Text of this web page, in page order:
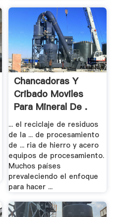
Chancadoras Y
Cribado Moviles
Para Mineral De .
... el reciclaje de residuos
de la ... de procesamiento
de ... ria de hierro y acero
equipos de procesamiento.
Muchos países
prevaleciendo el enfoque
para hacer ...